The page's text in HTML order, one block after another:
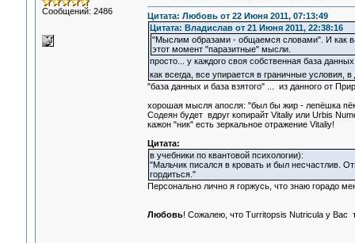
Сообщений: 2486
Цитата: Любовь от 22 Июня 2011, 07:13:49
Цитата: Владислав от 21 Июня 2011, 22:38:16
"Мыслим образами - общаемся словами". И как
этот момент "паразитные" мысли.
просто... у каждого своя собственная база
как всегда, все упирается в граничные условия,
"база данных и база взятого" ... из данного от
хорошая мысля апосля: "был бы жир - лепёшка
Содеян будет вдруг копирайт Vitaliy или Urbis
кажон "ник" есть зеркальное отражение Vitaliy!
Цитата:
в учебники по квантовой психологии):
"Мальчик писался в кровать и был несчастлив.
гордиться."
Персонально лично я горжусь, что знаю горадо
Любовь! Сожалею, что Turritopsis Nutricula у Вас